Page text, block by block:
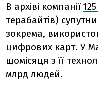
В архіві компанії
терабайтів)
зокрема,
цифрових карт. У
щомісяця з її
млрд людей.